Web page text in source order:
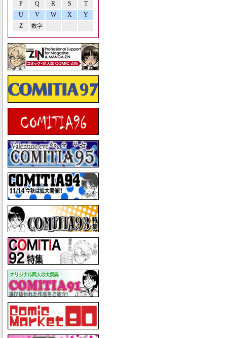
P Q R S
T
U
V W X
Y
Z
数字